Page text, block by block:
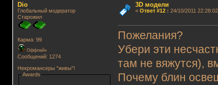
Dio
Глобальный модератор
Старожил
Карма: 99
Оффлайн
Сообщений: 1274
Некромансеры "живы"!
Awards
3D модели
« Ответ #12: 24/10/2011
Пожелания?
Убери эти
там не вяжутся),
Почему блин